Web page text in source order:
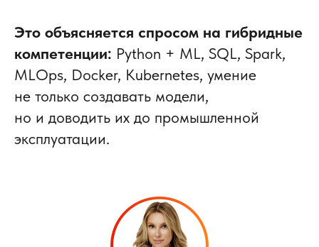
Это объясняется спросом на гибридные
компетенции: Python + ML, SQL, Spark,
MLOps, Docker, Kubernetes, умение
не только создавать модели,
но и доводить их до промышленной
эксплуатации.